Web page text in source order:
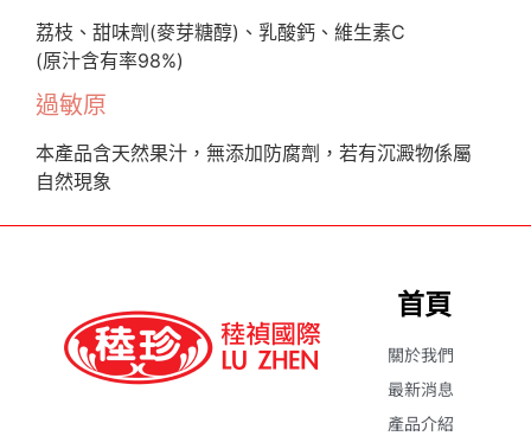
荔枝、甜味劑(麥芽糖醇)、乳酸鈣、維生素C
(原汁含有率98%)
過敏原
本產品含天然果汁，無添加防腐劑，若有沉澱物係屬
自然現象
首頁
關於我們
最新消息
產品介紹